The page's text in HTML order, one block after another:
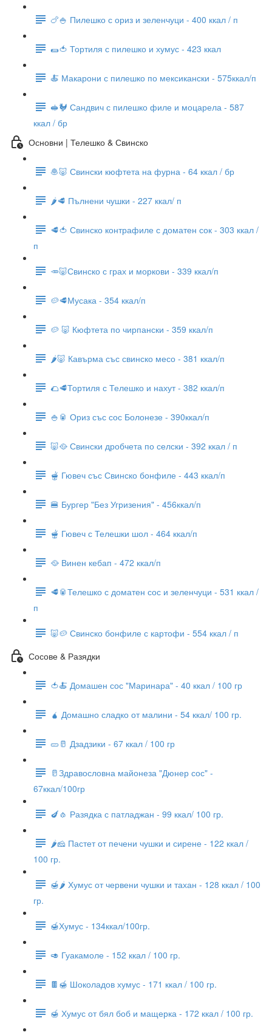
🍗🍚 Пилешко с ориз и зеленчуци - 400 ккал / п
🌯🍅 Тортиля с пилешко и хумус - 423 ккал
🍝 Макарони с пилешко по мексикански - 575ккал/п
🥪🐓 Сандвич с пилешко филе и моцарела - 587
ккал / бр
Основни | Телешко & Свинско
🧆🐷 Свински кюфтета на фурна - 64 ккал / бр
🌶🥩 Пълнени чушки - 227 ккал/ п
🥩🍅 Свинско контрафиле с доматен сок - 303 ккал /
п
🥕🐷Свинско с грах и моркови - 339 ккал/п
🥔🥩Мусака - 354 ккал/п
🥔 🐷 Кюфтета по чирпански - 359 ккал/п
🌶🐷 Кавърма със свинско месо - 381 ккал/п
🌮🥩Тортиля с Телешко и нахут - 382 ккал/п
🍚🥫 Ориз със сос Болонезе - 390ккал/п
🐷🥘 Свински дробчета по селски - 392 ккал / п
🫕 Гювеч със Свинско бонфиле - 443 ккал/п
🍔 Бургер "Без Угризения" - 456ккал/п
🫕 Гювеч с Телешки шол - 464 ккал/п
🥘 Винен кебап - 472 ккал/п
🥩🥫Телешко с доматен сос и зеленчуци - 531 ккал /
п
🐷🥔 Свинско бонфиле с картофи - 554 ккал / п
Сосове & Разядки
🍅🍝 Домашен сос "Маринара" - 40 ккал / 100 гр
🧉 Домашно сладко от малини - 54 ккал/ 100 гр.
🥒🥛 Дзадзики - 67 ккал / 100 гр
🥛Здравословна майонеза "Дюнер сос" -
67ккал/100гр
🍆🧄 Разядка с патладжан - 99 ккал/ 100 гр.
🌶🧀 Пастет от печени чушки и сирене - 122 ккал /
100 гр.
🍯🌶 Хумус от червени чушки и тахан - 128 ккал / 100
гр.
🍯Хумус - 134ккал/100гр.
🥑 Гуакамоле - 152 ккал / 100 гр.
🍫🍯 Шоколадов хумус - 171 ккал / 100 гр.
🍯 Хумус от бял боб и мащерка - 172 ккал / 100 гр.